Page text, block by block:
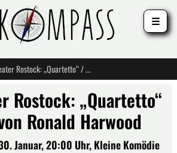
Volkstheater Rostock: „Quartetto“ / Komödie von Ronald Harwood
Rostock: „Quartetto“
Ronald Harwood
Januar, 20:00 Uhr, Kleine Komödie
☰